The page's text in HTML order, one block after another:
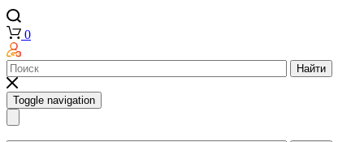
0
Найти
Toggle navigation